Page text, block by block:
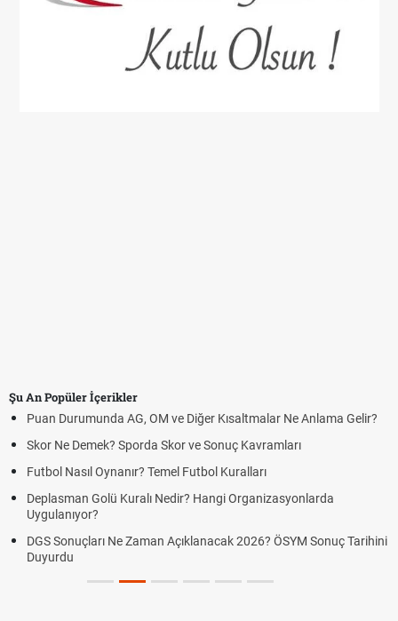
Şu An Popüler İçerikler
Puan Durumunda AG, OM ve Diğer Kısaltmalar Ne Anlama Gelir?
Skor Ne Demek? Sporda Skor ve Sonuç Kavramları
Futbol Nasıl Oynanır? Temel Futbol Kuralları
Deplasman Golü Kuralı Nedir? Hangi Organizasyonlarda
Uygulanıyor?
DGS Sonuçları Ne Zaman Açıklanacak 2026? ÖSYM Sonuç Tarihini
Duyurdu